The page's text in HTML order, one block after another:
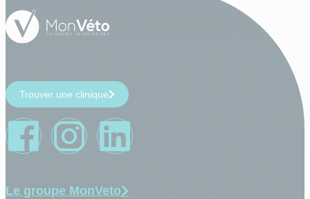
Trouver une clinique
Le groupe MonVeto